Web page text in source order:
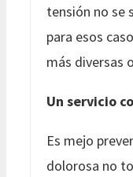
tensión no se
para esos
más diversas
Un servicio
Es mejo
dolorosa no